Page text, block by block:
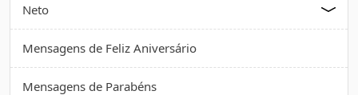
Neto
Mensagens de Feliz Aniversário
Mensagens de Parabéns